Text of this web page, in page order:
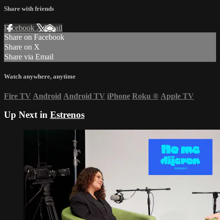
Share with friends
Facebook XEmail
Share on Facebook
Share on X
Share via Email
Watch anywhere, anytime
Fire TV Android Android TV iPhone Roku ® Apple TV
Up Next in Estrenos